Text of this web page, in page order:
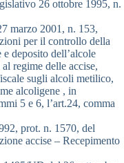
26 ottobre 1995, n.
marzo 2001, n. 153,
per il controllo della
deposito dell’alcole
regime delle accise,
sugli alcoli metilico,
alcoligene , in
5 e 6, l’art.24, comma
prot. n. 1570, del
accise – Recepimento